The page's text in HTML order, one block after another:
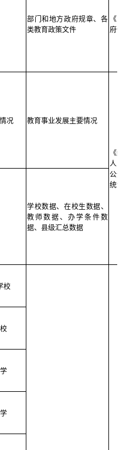
部门和地方政府规章、各
类教育政策文件
《
府信
况 教育事业发展主要情况
《
人民
公开
统计
学校数据、在校生数据、
教师数据、办学条件数
据、县级汇总数据
校